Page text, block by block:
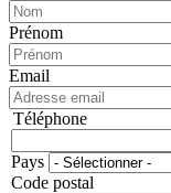
Prénom
Email
Téléphone
Adresse
Pays
Code postal